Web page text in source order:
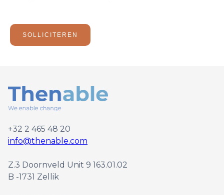
SOLLICITEREN
+32 2 465 48 20
info@thenable.com
Z.3 Doornveld Unit 9 163.01.02
B -1731 Zellik